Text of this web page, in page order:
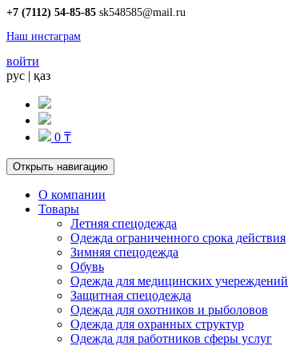
+7 (7112) 54-85-85 sk548585@mail.ru
Наш инстаграм
войти
рус | қаз
0 ₸
Открыть навигацию
О компании
Товары
Летняя спецодежда
Одежда ограниченного срока действия
Зимняя спецодежда
Обувь
Одежда для медицинских учереждений
Защитная спецодежда
Одежда для охотников и рыболовов
Одежда для охранных структур
Одежда для работников сферы услуг